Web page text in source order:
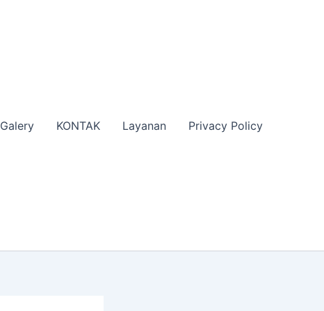
Galery KONTAK Layanan Privacy Policy